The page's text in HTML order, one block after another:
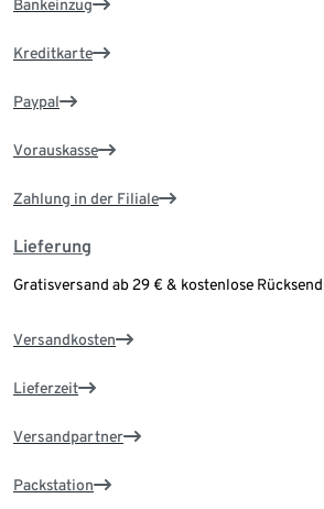
Bankeinzug
Kreditkarte
Paypal
Vorauskasse
Zahlung in der Filiale
Lieferung
Gratisversand ab 29 € & kostenlose
Versandkosten
Lieferzeit
Versandpartner
Packstation